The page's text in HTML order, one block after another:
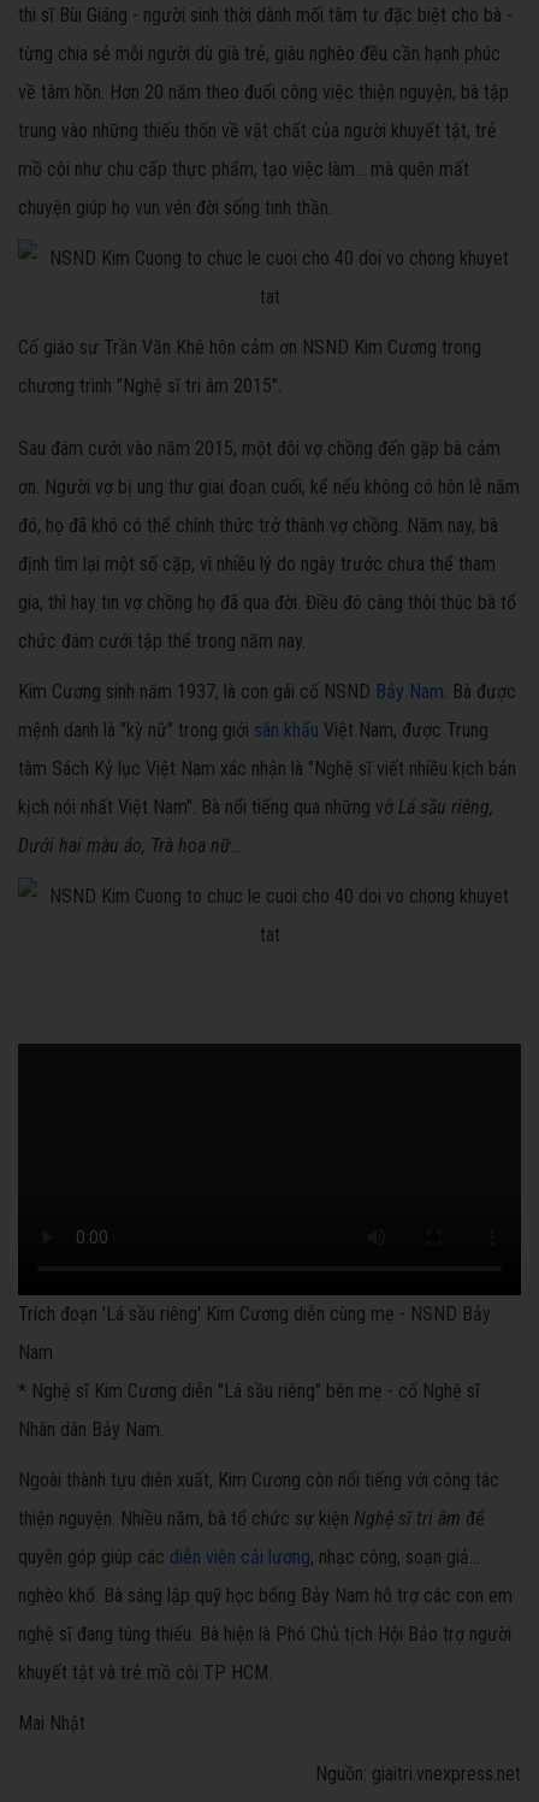
thi sĩ Bùi Giáng - người sinh thời dành mối tâm tư đặc biệt cho bà -
từng chia sẻ mỗi người dù già trẻ, giàu nghèo đều cần hạnh phúc
về tâm hồn. Hơn 20 năm theo đuổi công việc thiện nguyện, bà tập
trung vào những thiếu thốn về vật chất của người khuyết tật, trẻ
mồ côi như chu cấp thực phẩm, tạo việc làm... mà quên mất
chuyện giúp họ vun vén đời sống tinh thần.
Cố giáo sư Trần Văn Khê hôn cảm ơn NSND Kim Cương trong
chương trình "Nghệ sĩ tri âm 2015".
Sau đám cưới vào năm 2015, một đôi vợ chồng đến gặp bà cảm
ơn. Người vợ bị ung thư giai đoạn cuối, kể nếu không có hôn lễ năm
đó, họ đã khó có thể chính thức trở thành vợ chồng. Năm nay, bà
định tìm lại một số cặp, vì nhiều lý do ngày trước chưa thể tham
gia, thì hay tin vợ chồng họ đã qua đời. Điều đó càng thôi thúc bà tổ
chức đám cưới tập thể trong năm nay.
Kim Cương sinh năm 1937, là con gái cố NSND Bảy Nam. Bà được
mệnh danh là "kỳ nữ" trong giới sân khấu Việt Nam, được Trung
tâm Sách Kỷ lục Việt Nam xác nhận là "Nghệ sĩ viết nhiều kịch bản
kịch nói nhất Việt Nam". Bà nổi tiếng qua những vở Lá sầu riêng,
Dưới hai màu áo, Trà hoa nữ...
Trích đoạn 'Lá sầu riêng' Kim Cương diễn cùng mẹ - NSND Bảy
Nam
* Nghệ sĩ Kim Cương diễn "Lá sầu riêng" bên mẹ - cố Nghệ sĩ
Nhân dân Bảy Nam.
Ngoài thành tựu diễn xuất, Kim Cương còn nổi tiếng với công tác
thiện nguyện. Nhiều năm, bà tổ chức sự kiện Nghệ sĩ tri âm để
quyên góp giúp các diễn viên cải lương, nhạc công, soạn giả...
nghèo khổ. Bà sáng lập quỹ học bổng Bảy Nam hỗ trợ các con em
nghệ sĩ đang túng thiếu. Bà hiện là Phó Chủ tịch Hội Bảo trợ người
khuyết tật và trẻ mồ côi TP HCM.
Mai Nhật
Nguồn: giaitri.vnexpress.net